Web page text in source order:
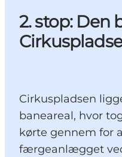
2. stop: Den
Cirkuspladsen
baneareal, hvor
kørte gennem for
færgeanlægget